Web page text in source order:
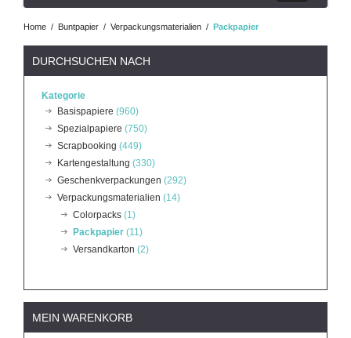
Home / Buntpapier / Verpackungsmaterialien / Packpapier
DURCHSUCHEN NACH
Kategorie
Basispapiere (960)
Spezialpapiere (750)
Scrapbooking (449)
Kartengestaltung (330)
Geschenkverpackungen (292)
Verpackungsmaterialien (14)
Colorpacks (1)
Packpapier (11)
Versandkarton (2)
MEIN WARENKORB